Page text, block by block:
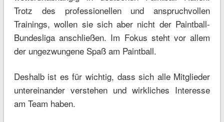
Trotz des professionellen und anspruchvollen
Trainings, wollen sie sich aber nicht der Paintball-
Bundesliga anschließen. Im Fokus steht vor allem
der ungezwungene Spaß am Paintball.
Deshalb ist es für wichtig, dass sich alle Mitglieder
untereinander verstehen und wirkliches Interesse
am Team haben.